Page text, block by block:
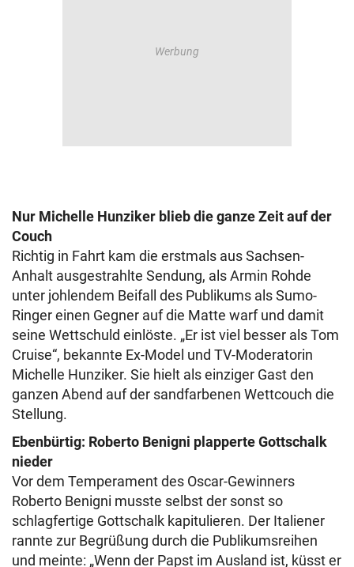
Nur Michelle Hunziker blieb die ganze Zeit auf der
Couch
Richtig in Fahrt kam die erstmals aus Sachsen-
Anhalt ausgestrahlte Sendung, als Armin Rohde
unter johlendem Beifall des Publikums als Sumo-
Ringer einen Gegner auf die Matte warf und damit
seine Wettschuld einlöste. „Er ist viel besser als Tom
Cruise“, bekannte Ex-Model und TV-Moderatorin
Michelle Hunziker. Sie hielt als einziger Gast den
ganzen Abend auf der sandfarbenen Wettcouch die
Stellung.
Ebenbürtig: Roberto Benigni plapperte Gottschalk
nieder
Vor dem Temperament des Oscar-Gewinners
Roberto Benigni musste selbst der sonst so
schlagfertige Gottschalk kapitulieren. Der Italiener
rannte zur Begrüßung durch die Publikumsreihen
und meinte: „Wenn der Papst im Ausland ist, küsst er